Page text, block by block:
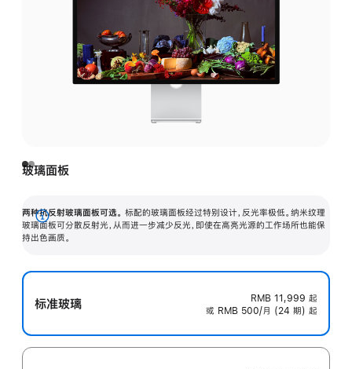
玻璃面板
两种抗反射玻璃面板可选。 标配的玻璃面板经过特别设计，反光率极低。纳米纹理
玻璃面板可分散反射光，从而进一步减少反光，即使在高亮光源的工作场所也能保
持出色画质。
展
开
标准玻璃 RMB 11,999 起
或 RMB 500/月 (24 期) 起